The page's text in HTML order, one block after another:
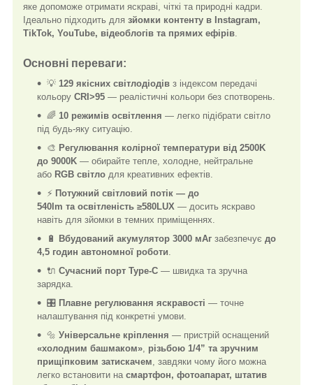
яке допоможе отримати яскраві, чіткі та природні кадри.
Ідеально підходить для зйомки контенту в Instagram,
TikTok, YouTube, відеоблогів та прямих ефірів
Основні переваги:
💡 129 якісних світлодіодів з індексом передачі
кольору CRI>95 — реалістичні кольори без спотворень.
🌈 10 режимів освітлення — легко підібрати світло
під будь-яку ситуацію.
🎨 Регулювання колірної температури від 2500K
до 9000K — обирайте тепле, холодне, нейтральне
або RGB світло для креативних ефектів.
⚡ Потужний світловий потік — до
540lm та освітленість ≥580LUX — досить яскраво
навіть для зйомки в темних приміщеннях.
🔋 Вбудований акумулятор 3000 мАг забезпечує до
4,5 годин автономної роботи
🔌 Сучасний порт Type-C — швидка та зручна
зарядка.
🎛️ Плавне регулювання яскравості — точне
налаштування під конкретні умови.
🔩 Універсальне кріплення — пристрій оснащений
«холодним башмаком» різьбою 1/4” та зручним
прищіпковим затискачем , завдяки чому його можна
легко встановити на смартфон, фотоапарат, штатив